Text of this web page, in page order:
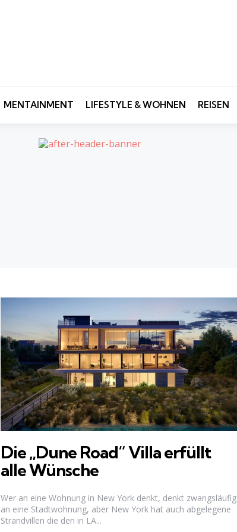
MENTAINMENT LIFESTYLE & WOHNEN REISEN
Die „Dune Road“ Villa erfüllt
alle Wünsche
Wer an eine Wohnung in New York denkt, denkt zwangsläufig
an eine Stadtwohnung, aber New York hat auch abgelegene
Strandvillen die den in LA...